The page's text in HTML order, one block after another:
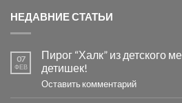
НЕДАВНИЕ СТАТЬИ
07
ФЕВ
Пирог “Халк” из детского
детишек!
Оставить комментарий